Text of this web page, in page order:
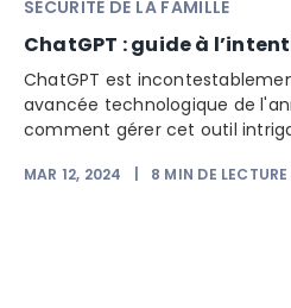
SÉCURITÉ DE LA FAMILLE
ChatGPT : guide à
ChatGPT est
avancée technologique de
comment gérer cet outil
MAR 12, 2024 8 MIN DE LECTURE